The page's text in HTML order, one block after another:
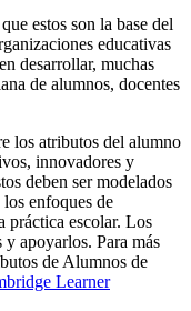
estos son la base del
educativas
desarrollar, muchas
de alumnos, docentes
los atributos del alumno
innovadores y
deben ser modelados
enfoques de
práctica escolar. Los
y apoyarlos. Para más
de Alumnos de
Learner